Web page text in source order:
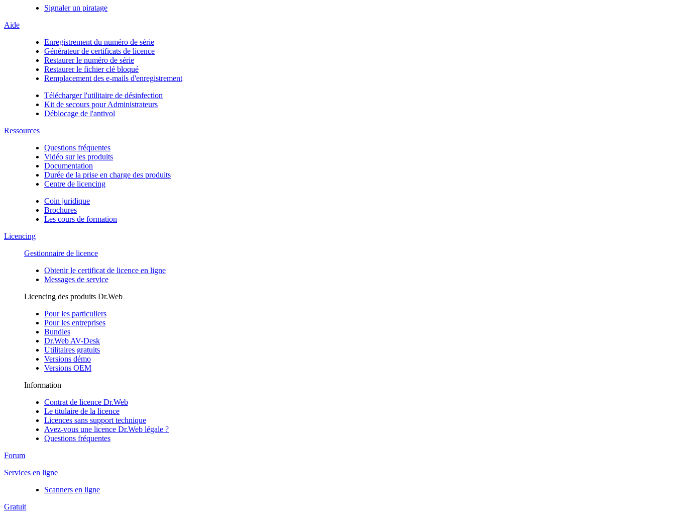
Signaler un piratage
Aide
Enregistrement du numéro de série
Générateur de certificats de licence
Restaurer le numéro de série
Restaurer le fichier clé bloqué
Remplacement des e-mails d'enregistrement
Télécharger l'utilitaire de désinfection
Kit de secours pour Administrateurs
Déblocage de l'antivol
Ressources
Questions fréquentes
Vidéo sur les produits
Documentation
Durée de la prise en charge des produits
Centre de licencing
Coin juridique
Brochures
Les cours de formation
Licencing
Gestionnaire de licence
Obtenir le certificat de licence en ligne
Messages de service
Licencing des produits Dr.Web
Pour les particuliers
Pour les entreprises
Bundles
Dr.Web AV-Desk
Utilitaires gratuits
Versions démo
Versions OEM
Information
Contrat de licence Dr.Web
Le titulaire de la licence
Licences sans support technique
Avez-vous une licence Dr.Web légale ?
Questions fréquentes
Forum
Services en ligne
Scanners en ligne
Gratuit